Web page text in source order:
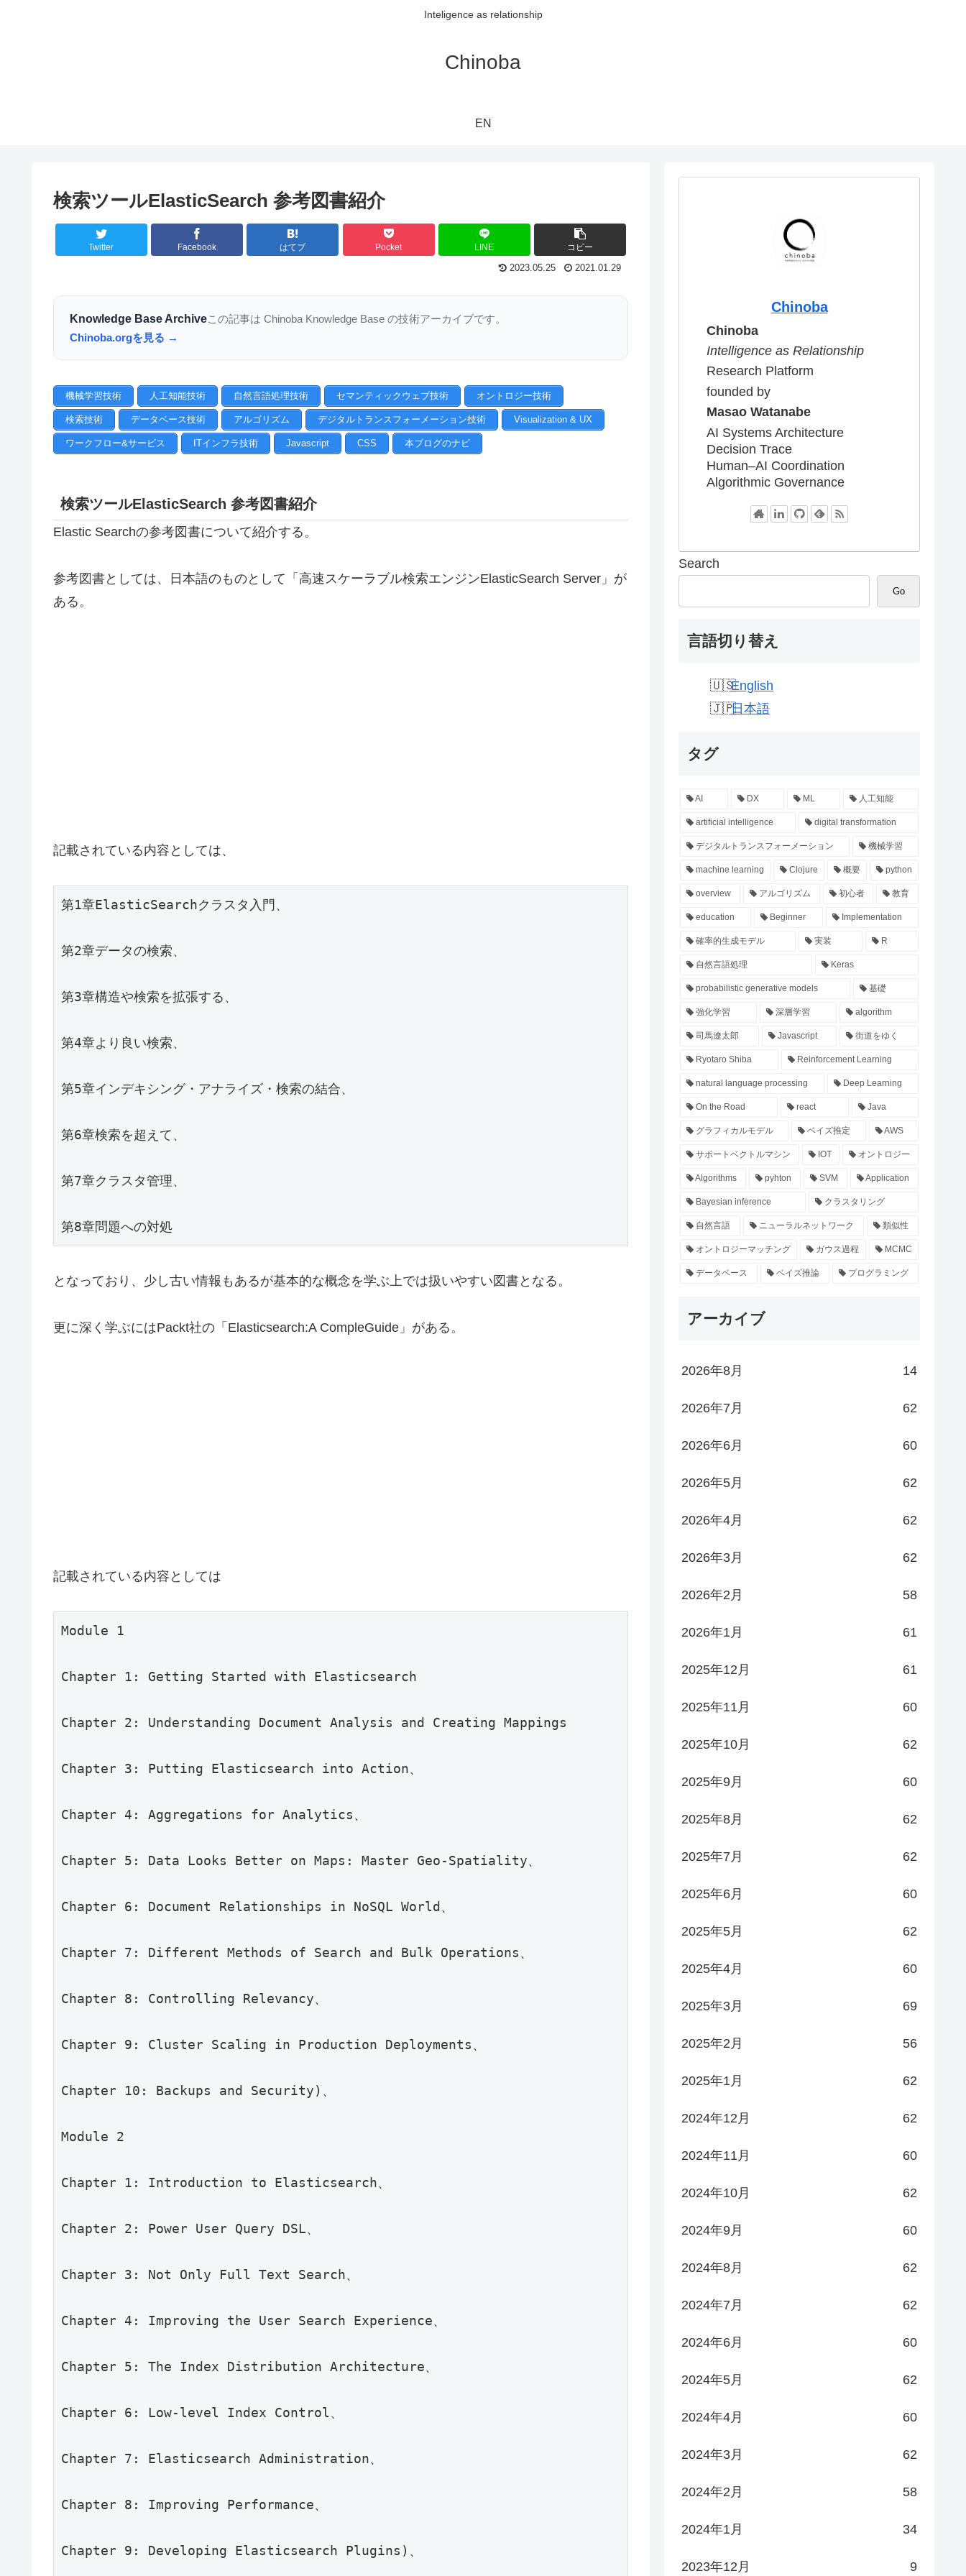
Inteligence as relationship
Chinoba
EN
検索ツールElasticSearch 参考図書紹介
Twitter Facebook はてブ Pocket LINE コピー
2023.05.25 2021.01.29
Knowledge Base Archiveこの記事は Chinoba Knowledge Base の技術アーカイブです。
Chinoba.orgを見る →
機械学習技術 人工知能技術 自然言語処理技術 セマンティックウェブ技術 オントロジー技術
検索技術 データベース技術 アルゴリズム デジタルトランスフォーメーション技術 Visualization & UX
ワークフロー&サービス ITインフラ技術 Javascript CSS 本ブログのナビ
検索ツールElasticSearch 参考図書紹介
Elastic Searchの参考図書について紹介する。
参考図書としては、日本語のものとして「高速スケーラブル検索エンジンElasticSearch Server」が
ある。
記載されている内容としては、
第1章ElasticSearchクラスタ入門、
第2章データの検索、
第3章構造や検索を拡張する、
第4章より良い検索、
第5章インデキシング・アナライズ・検索の結合、
第6章検索を超えて、
第7章クラスタ管理、
第8章問題への対処
となっており、少し古い情報もあるが基本的な概念を学ぶ上では扱いやすい図書となる。
更に深く学ぶにはPackt社の「Elasticsearch:A CompleGuide」がある。
記載されている内容としては
Module 1
Chapter 1: Getting Started with Elasticsearch
Chapter 2: Understanding Document Analysis and Creating Mappings
Chapter 3: Putting Elasticsearch into Action、
Chapter 4: Aggregations for Analytics、
Chapter 5: Data Looks Better on Maps: Master Geo-Spatiality、
Chapter 6: Document Relationships in NoSQL World、
Chapter 7: Different Methods of Search and Bulk Operations、
Chapter 8: Controlling Relevancy、
Chapter 9: Cluster Scaling in Production Deployments、
Chapter 10: Backups and Security)、
Module 2
Chapter 1: Introduction to Elasticsearch、
Chapter 2: Power User Query DSL、
Chapter 3: Not Only Full Text Search、
Chapter 4: Improving the User Search Experience、
Chapter 5: The Index Distribution Architecture、
Chapter 6: Low-level Index Control、
Chapter 7: Elasticsearch Administration、
Chapter 8: Improving Performance、
Chapter 9: Developing Elasticsearch Plugins)、
Chinoba
Chinoba
Intelligence as Relationship
Research Platform
founded by
Masao Watanabe
AI Systems Architecture
Decision Trace
Human–AI Coordination
Algorithmic Governance
Search
Go
言語切り替え
English
日本語
タグ
AI DX ML 人工知能
artificial intelligence digital transformation
デジタルトランスフォーメーション 機械学習
machine learning Clojure 概要 python
overview アルゴリズム 初心者 教育
education Beginner Implementation
確率的生成モデル 実装 R
自然言語処理 Keras
probabilistic generative models 基礎
強化学習 深層学習 algorithm
司馬遼太郎 Javascript 街道をゆく
Ryotaro Shiba Reinforcement Learning
natural language processing Deep Learning
On the Road react Java
グラフィカルモデル ベイズ推定 AWS
サポートベクトルマシン IOT オントロジー
Algorithms pyhton SVM Application
Bayesian inference クラスタリング
自然言語 ニューラルネットワーク 類似性
オントロジーマッチング ガウス過程 MCMC
データベース ベイズ推論 プログラミング
アーカイブ
2026年8月 14
2026年7月 62
2026年6月 60
2026年5月 62
2026年4月 62
2026年3月 62
2026年2月 58
2026年1月 61
2025年12月 61
2025年11月 60
2025年10月 62
2025年9月 60
2025年8月 62
2025年7月 62
2025年6月 60
2025年5月 62
2025年4月 60
2025年3月 69
2025年2月 56
2025年1月 62
2024年12月 62
2024年11月 60
2024年10月 62
2024年9月 60
2024年8月 62
2024年7月 62
2024年6月 60
2024年5月 62
2024年4月 60
2024年3月 62
2024年2月 58
2024年1月 34
2023年12月 9